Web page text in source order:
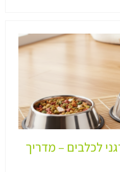
לכלבים – מדריך